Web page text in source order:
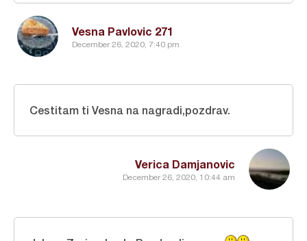
Vesna Pavlovic 271
December 26, 2020, 7:40 pm
Verica Damjanovic
December 26, 2020, 10:44 am
Cestitam ti Vesna na nagradi,pozdrav.